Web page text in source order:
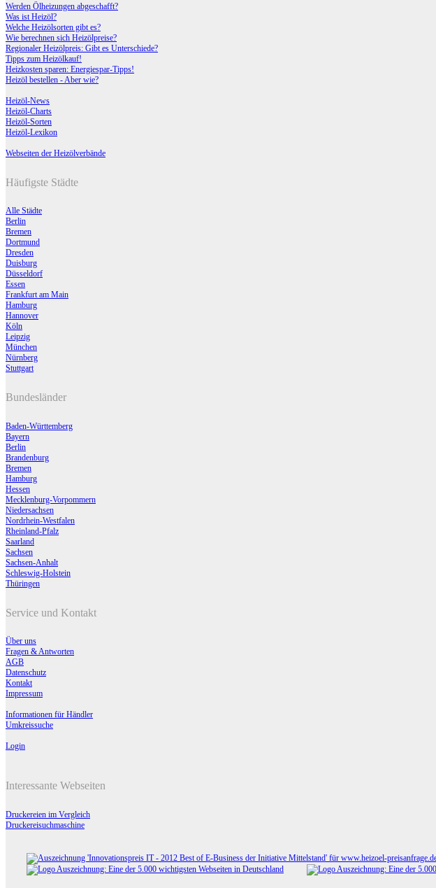
Werden Ölheizungen abgeschafft?
Was ist Heizöl?
Welche Heizölsorten gibt es?
Wie berechnen sich Heizölpreise?
Regionaler Heizölpreis: Gibt es Unterschiede?
Tipps zum Heizölkauf!
Heizkosten sparen: Energiespar-Tipps!
Heizöl bestellen - Aber wie?
Heizöl-News
Heizöl-Charts
Heizöl-Sorten
Heizöl-Lexikon
Webseiten der Heizölverbände
Häufigste Städte
Alle Städte
Berlin
Bremen
Dortmund
Dresden
Duisburg
Düsseldorf
Essen
Frankfurt am Main
Hamburg
Hannover
Köln
Leipzig
München
Nürnberg
Stuttgart
Bundesländer
Baden-Württemberg
Bayern
Berlin
Brandenburg
Bremen
Hamburg
Hessen
Mecklenburg-Vorpommern
Niedersachsen
Nordrhein-Westfalen
Rheinland-Pfalz
Saarland
Sachsen
Sachsen-Anhalt
Schleswig-Holstein
Thüringen
Service und Kontakt
Über uns
Fragen & Antworten
AGB
Datenschutz
Kontakt
Impressum
Informationen für Händler
Umkreissuche
Login
Interessante Webseiten
Druckereien im Vergleich
Druckereisuchmaschine